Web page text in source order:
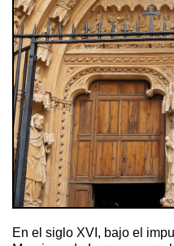
En el siglo XVI, bajo el